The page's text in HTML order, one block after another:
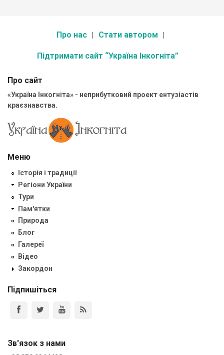
Про нас Стати автором
Підтримати сайт “Україна Інкогніта”
Про сайт
«Україна Інкогніта» - неприбутковий проект ентузіастів
краєзнавства.
Меню
Історія і традиції
Регіони України
Тури
Пам'ятки
Природа
Блог
Галереї
Відео
Закордон
Підпишіться
Зв'язок з нами